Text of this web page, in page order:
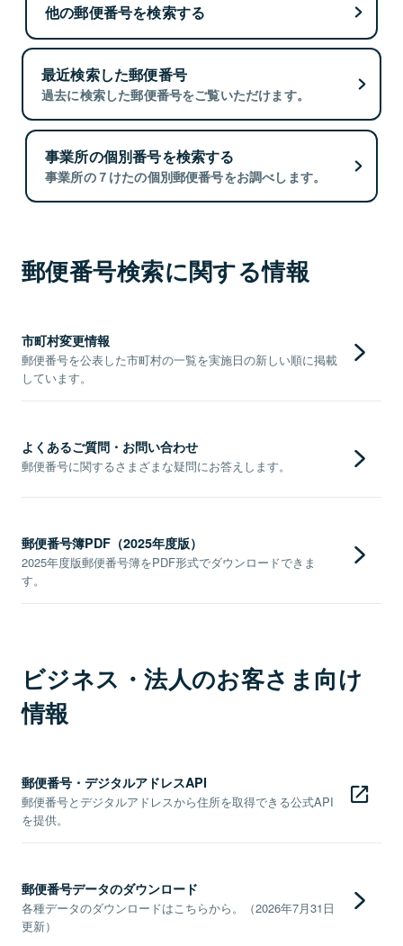
他の郵便番号を検索する
最近検索した郵便番号
過去に検索した郵便番号をご覧いただけます。
事業所の個別番号を検索する
事業所の７けたの個別郵便番号をお調べします。
郵便番号検索に関する情報
市町村変更情報
郵便番号を公表した市町村の一覧を実施日の新しい順に掲載
しています。
よくあるご質問・お問い合わせ
郵便番号に関するさまざまな疑問にお答えします。
郵便番号簿PDF（2025年度版）
2025年度版郵便番号簿をPDF形式でダウンロードできま
す。
ビジネス・法人のお客さま向け
情報
郵便番号・デジタルアドレスAPI
郵便番号とデジタルアドレスから住所を取得できる公式API
を提供。
郵便番号データのダウンロード
各種データのダウンロードはこちらから。（2026年7月31日
更新）